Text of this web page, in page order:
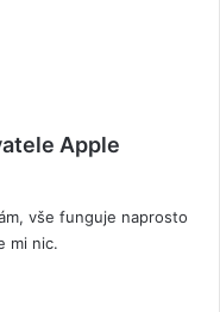
Apple
s
vše funguje naprosto
mi nic.